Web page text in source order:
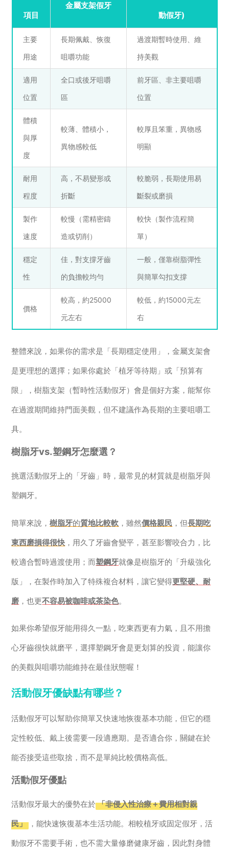
項目
金屬支架假牙
動假牙)
主要
用途
長期佩戴、恢復
咀嚼功能
過渡期暫時使用、維
持美觀
適用
位置
全口或後牙咀嚼
區
前牙區、非主要咀嚼
位置
體積
與厚
度
較薄、體積小，
異物感較低
較厚且笨重，異物感
明顯
耐用
程度
高，不易變形或
折斷
較脆弱，長期使用易
斷裂或磨損
製作
速度
較慢（需精密鑄
造或切削）
較快（製作流程簡
單）
穩定
性
佳，對支撐牙齒
的負擔較均勻
一般，僅靠樹脂彈性
與簡單勾扣支撐
價格
較高，約25000
元左右
較低，約15000元左
右
整體來說，如果你的需求是「長期穩定使用」，金屬支架會
是更理想的選擇；如果你處於「植牙等待期」或「預算有
限」，樹脂支架（暫時性活動假牙）會是個好方案，能幫你
在過渡期間維持門面美觀，但不建議作為長期的主要咀嚼工
具。
樹脂牙vs.塑鋼牙怎麼選？
挑選活動假牙上的「牙齒」時，最常見的材質就是樹脂牙與
塑鋼牙。
簡單來說，樹脂牙的質地比較軟 ，雖然價格親民 ，但長期吃
東西磨損得很快 ，用久了牙齒會變平，甚至影響咬合力，比
較適合暫時過渡使用；而塑鋼牙就像是樹脂牙的「升級強化
版」，在製作時加入了特殊複合材料，讓它變得更堅硬、耐
磨 ，也更不容易被咖啡或茶染色。
如果你希望假牙能用得久一點，吃東西更有力氣，且不用擔
心牙齒很快就磨平，選擇塑鋼牙會是更划算的投資，能讓你
的美觀與咀嚼功能維持在最佳狀態喔！
活動假牙優缺點有哪些？
活動假牙可以幫助你簡單又快速地恢復基本功能，但它的穩
定性較低、戴上後需要一段適應期。是否適合你，關鍵在於
能否接受這些取捨，而不是單純比較價格高低。
活動假牙優點
活動假牙最大的優勢在於 「非侵入性治療＋費用相對親
民」 ，能快速恢復基本生活功能。相較植牙或固定假牙，活
動假牙不需要手術，也不需大量修磨健康牙齒，因此對身體